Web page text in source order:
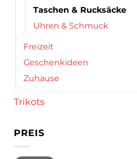
Taschen & Rucksäcke
Uhren & Schmuck
Freizeit
Geschenkideen
Zuhause
Trikots
PREIS